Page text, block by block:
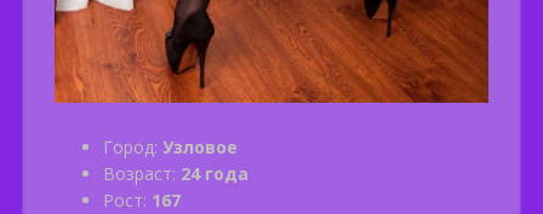
Город: Узловое
Возраст: 24 года
Рост: 167